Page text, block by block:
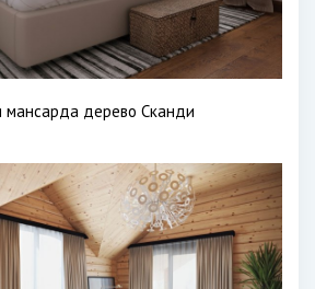
мансарда дерево Сканди